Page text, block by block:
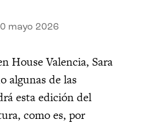
mayo 2026
House Valencia, Sara
algunas de las
esta edición del
como es, por